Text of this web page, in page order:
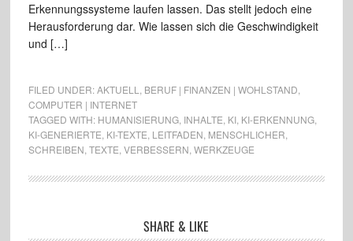
Erkennungssysteme laufen lassen. Das stellt jedoch eine
Herausforderung dar. Wie lassen sich die Geschwindigkeit
und […]
FILED UNDER:AKTUELL BERUF | FINANZEN | WOHLSTAND
COMPUTER | INTERNET
TAGGED WITH: HUMANISIERUNG, INHALTE KI, KI-ERKENNUNG,
KI-GENERIERTE KI-TEXTE LEITFADEN MENSCHLICHER
SCHREIBEN TEXTE VERBESSERN WERKZEUGE
SHARE & LIKE